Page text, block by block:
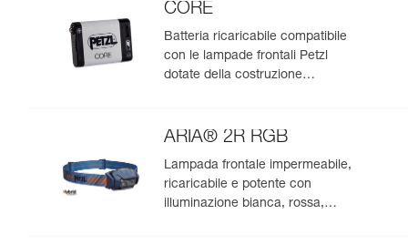
CORE
Batteria ricaricabile compatibile
con le lampade frontali Petzl
dotate della costruzione
ARIA® 2R RGB
Lampada frontale impermeabile,
ricaricabile e potente con
illuminazione bianca, rossa,